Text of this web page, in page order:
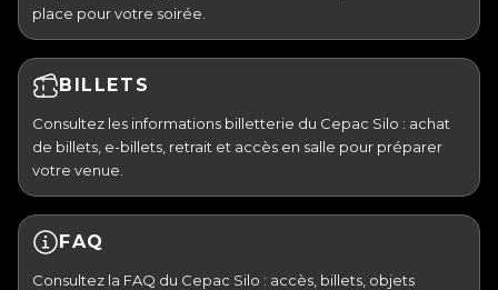
place pour votre soirée.
BILLETS
Consultez les informations billetterie du Cepac Silo : achat
de billets, e-billets, retrait et accès en salle pour préparer
votre venue.
FAQ
Consultez la FAQ du Cepac Silo : accès, billets, objets